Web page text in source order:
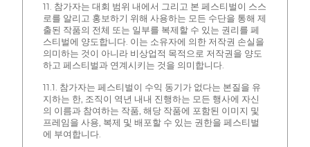
11. 참가자는 대회 범위 내에서 그리고 본 페스티벌이 스스
로를 알리고 홍보하기 위해 사용하는 모든 수단을 통해 제
출된 작품의 전체 또는 일부를 복제할 수 있는 권리를 페
스티벌에 양도합니다. 이는 소유자에 의한 저작권 손실을
의미하는 것이 아니라 비상업적 목적으로 저작권을 양도
하고 페스티벌과 연계시키는 것을 의미합니다.
11.1. 참가자는 페스티벌이 수익 동기가 없다는 본질을 유
지하는 한, 조직이 역년 내내 진행하는 모든 행사에 자신
의 이름과 참여하는 작품, 해당 작품에 포함된 이미지 및
프레임을 사용, 복제 및 배포할 수 있는 권한을 페스티벌
에 부여합니다.